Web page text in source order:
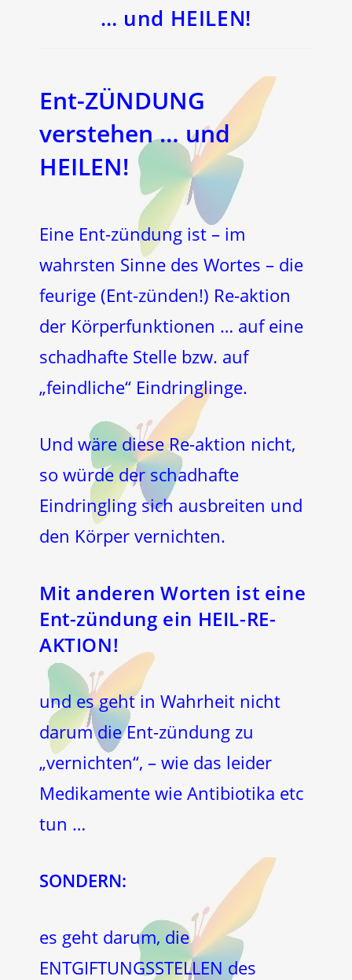
… und HEILEN!
Ent-ZÜNDUNG
verstehen … und
HEILEN!
Eine Ent-zündung ist – im
wahrsten Sinne des Wortes – die
feurige (Ent-zünden!) Re-aktion
der Körperfunktionen … auf eine
schadhafte Stelle bzw. auf
„feindliche“ Eindringlinge.
Und wäre diese Re-aktion nicht,
so würde der schadhafte
Eindringling sich ausbreiten und
den Körper vernichten.
Mit anderen Worten ist eine
Ent-zündung ein HEIL-RE-
AKTION!
und es geht in Wahrheit nicht
darum die Ent-zündung zu
„vernichten“, – wie das leider
Medikamente wie Antibiotika etc
tun …
SONDERN:
es geht darum, die
ENTGIFTUNGSSTELLEN des